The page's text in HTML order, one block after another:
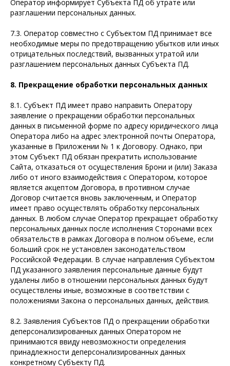
Оператор информирует Субъекта ПД об утрате или
разглашении персональных данных.
7.3. Оператор совместно с Субъектом ПД принимает все
необходимые меры по предотвращению убытков или иных
отрицательных последствий, вызванных утратой или
разглашением персональных данных Субъекта ПД.
8. Прекращение обработки персональных данных
8.1. Субъект ПД имеет право направить Оператору
заявление о прекращении обработки персональных
данных в письменной форме по адресу юридического лица
Оператора либо на адрес электронной почты Оператора,
указанные в Приложении № 1 к Договору. Однако, при
этом Субъект ПД обязан прекратить использование
Сайта, отказаться от осуществления Брони и (или) Заказа
либо от иного взаимодействия с Оператором, которое
является акцептом Договора, в противном случае
Договор считается вновь заключенным, и Оператор
имеет право осуществлять обработку персональных
данных. В любом случае Оператор прекращает обработку
персональных данных после исполнения Сторонами всех
обязательств в рамках Договора в полном объеме, если
больший срок не установлен законодательством
Российской Федерации. В случае направления Субъектом
ПД указанного заявления персональные данные будут
удалены либо в отношении персональных данных будут
осуществлены иные, возможные в соответствии с
положениями Закона о персональных данных, действия.
8.2. Заявления Субъектов ПД о прекращении обработки
деперсонализированных данных Оператором не
принимаются ввиду невозможности определения
принадлежности деперсонализированных данных
конкретному Субъекту ПД.